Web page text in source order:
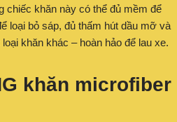
chiếc khăn này có thể đủ mềm để
loại bỏ sáp, đủ thấm hút dầu mỡ và
khăn khác – hoàn hảo để lau xe.
khăn microfiber